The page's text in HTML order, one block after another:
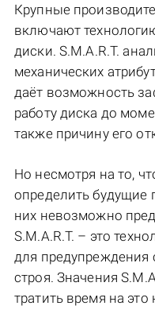
Крупные
включают
диски. S.M.A.R.T.
механических
даёт возможность
работу диска до
также причину его
Но несмотря на то,
определить будущие
них невозможно
S.M.A.R.T. – это
для предупреждения
строя. Значения
тратить время на